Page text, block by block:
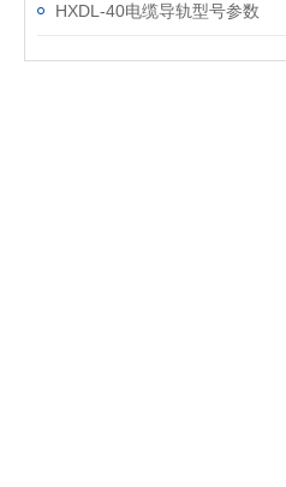
HXDL-40电缆导轨型号参数